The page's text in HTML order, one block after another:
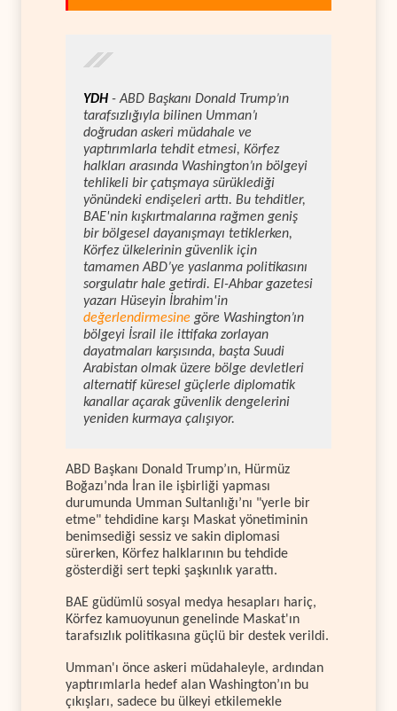
YDH - ABD Başkanı Donald Trump’ın
tarafsızlığıyla bilinen Umman’ı
doğrudan askeri müdahale ve
yaptırımlarla tehdit etmesi, Körfez
halkları arasında Washington’ın bölgeyi
tehlikeli bir çatışmaya sürüklediği
yönündeki endişeleri arttı. Bu tehditler,
BAE'nin kışkırtmalarına rağmen geniş
bir bölgesel dayanışmayı tetiklerken,
Körfez ülkelerinin güvenlik için
tamamen ABD’ye yaslanma politikasını
sorgulatır hale getirdi. El-Ahbar gazetesi
yazarı Hüseyin İbrahim'in
değerlendirmesine göre Washington’ın
bölgeyi İsrail ile ittifaka zorlayan
dayatmaları karşısında, başta Suudi
Arabistan olmak üzere bölge devletleri
alternatif küresel güçlerle diplomatik
kanallar açarak güvenlik dengelerini
yeniden kurmaya çalışıyor.
ABD Başkanı Donald Trump’ın, Hürmüz
Boğazı’nda İran ile işbirliği yapması
durumunda Umman Sultanlığı’nı "yerle bir
etme" tehdidine karşı Maskat yönetiminin
benimsediği sessiz ve sakin diplomasi
sürerken, Körfez halklarının bu tehdide
gösterdiği sert tepki şaşkınlık yarattı.
BAE güdümlü sosyal medya hesapları hariç,
Körfez kamuoyunun genelinde Maskat'ın
tarafsızlık politikasına güçlü bir destek verildi.
Umman'ı önce askeri müdahaleyle, ardından
yaptırımlarla hedef alan Washington’ın bu
çıkışları, sadece bu ülkeyi etkilemekle